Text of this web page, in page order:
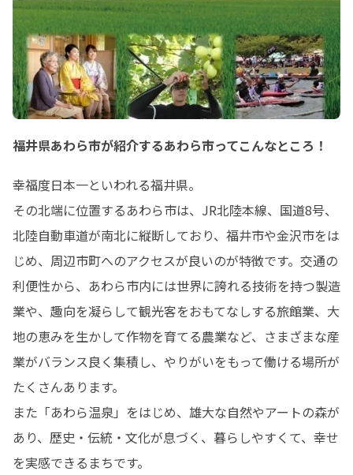
福井県あわら市が紹介するあわら市ってこんなところ！
幸福度日本一といわれる福井県。
その北端に位置するあわら市は、JR北陸本線、国道8号、
北陸自動車道が南北に縦断しており、福井市や金沢市をは
じめ、周辺市町へのアクセスが良いのが特徴です。交通の
利便性から、あわら市内には世界に誇れる技術を持つ製造
業や、趣向を凝らして観光客をおもてなしする旅館業、大
地の恵みを生かして作物を育てる農業など、さまざまな産
業がバランス良く集積し、やりがいをもって働ける場所が
たくさんあります。
また「あわら温泉」をはじめ、雄大な自然やアートの森が
あり、歴史・伝統・文化が息づく、暮らしやすくて、幸せ
を実感できるまちです。